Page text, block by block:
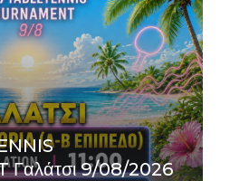
Γαλάτσι 9/08/2026